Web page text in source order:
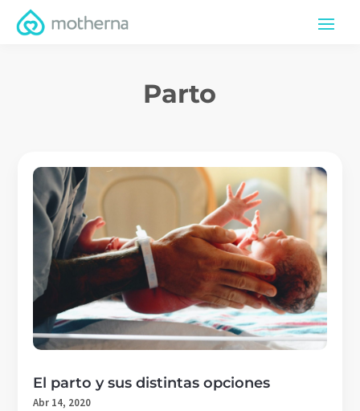
Parto
El parto y sus distintas opciones
Abr 14, 2020